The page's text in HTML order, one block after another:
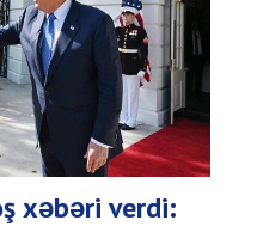
xəbəri verdi: